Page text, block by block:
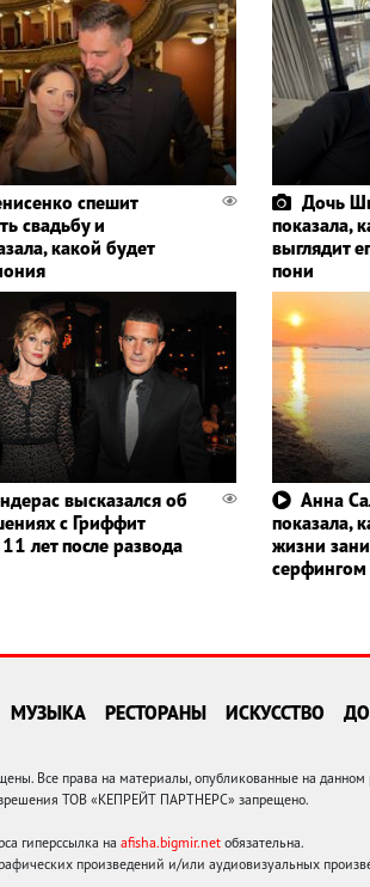
спешит
свадьбу и
какой будет
Дочь
показала,
выглядит
пони
высказался об
с Гриффит
лет после развода
Анна
показала,
жизни
серфингом
МУЗЫКА РЕСТОРАНЫ ИСКУССТВО
Все права на материалы, опубликованные на
ТОВ «КЕПРЕЙТ ПАРТНЕРС» запрещено.
гиперссылка на afisha.bigmir.net обязательна.
произведений и/или аудиовизуальных